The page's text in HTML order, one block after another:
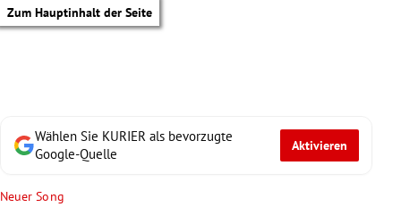
Zum Hauptinhalt der Seite
Wählen Sie KURIER als bevorzugte
Google-Quelle
Aktivieren
Neuer Song